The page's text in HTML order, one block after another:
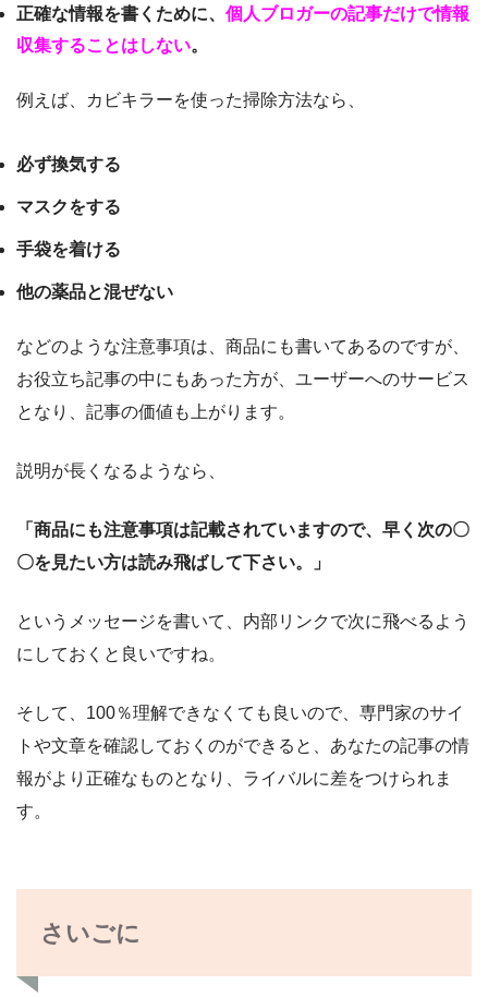
正確な情報を書くために、 個人ブロガーの記事だけで情報
収集することはしない。
例えば、カビキラーを使った掃除方法なら、
必ず換気する
マスクをする
手袋を着ける
他の薬品と混ぜない
などのような注意事項は、商品にも書いてあるのですが、
お役立ち記事の中にもあった方が、ユーザーへのサービス
となり、記事の価値も上がります。
説明が長くなるようなら、
「商品にも注意事項は記載されていますので、早く次の〇
〇を見たい方は読み飛ばして下さい。」
というメッセージを書いて、内部リンクで次に飛べるよう
にしておくと良いですね。
そして、100％理解できなくても良いので、専門家のサイ
トや文章を確認しておくのができると、あなたの記事の情
報がより正確なものとなり、ライバルに差をつけられま
す。
さいごに